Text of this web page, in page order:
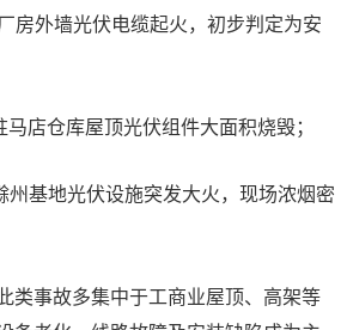
房外墙光伏电缆起火，初步判定为安
店仓库屋顶光伏组件大面积烧毁；
州基地光伏设施突发大火，现场浓烟密
类事故多集中于工商业屋顶、高架等